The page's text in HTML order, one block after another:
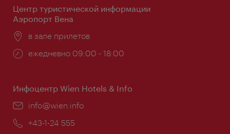
Центр туристической информации
Аэропорт Вена
Расположение:
в зале прилетов
Часы
ежедневно 09:00 - 18:00
Инфоцентр Wien Hotels & Info
Эл.
info@wien.info
Телефон:
+43-1-24 555